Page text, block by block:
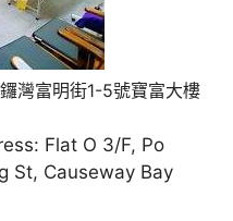
灣富明街1-5號寶富大樓
Flat O 3/F, Po
St, Causeway Bay